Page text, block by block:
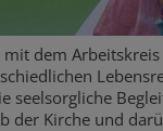
mit dem
seelsorgliche
der Kirche und